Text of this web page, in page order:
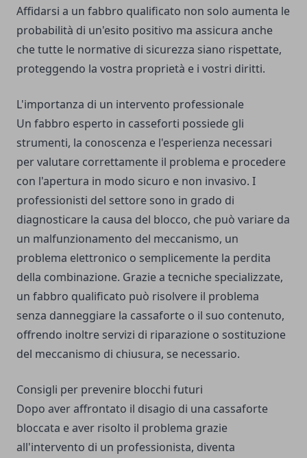
Affidarsi a un fabbro qualificato non solo aumenta le
probabilità di un'esito positivo ma assicura anche
che tutte le normative di sicurezza siano rispettate,
proteggendo la vostra proprietà e i vostri diritti.
L'importanza di un intervento professionale
Un fabbro esperto in casseforti possiede gli
strumenti, la conoscenza e l'esperienza necessari
per valutare correttamente il problema e procedere
con l'apertura in modo sicuro e non invasivo. I
professionisti del settore sono in grado di
diagnosticare la causa del blocco, che può variare da
un malfunzionamento del meccanismo, un
problema elettronico o semplicemente la perdita
della combinazione. Grazie a tecniche specializzate,
un fabbro qualificato può risolvere il problema
senza danneggiare la cassaforte o il suo contenuto,
offrendo inoltre servizi di riparazione o sostituzione
del meccanismo di chiusura, se necessario.
Consigli per prevenire blocchi futuri
Dopo aver affrontato il disagio di una cassaforte
bloccata e aver risolto il problema grazie
all'intervento di un professionista, diventa